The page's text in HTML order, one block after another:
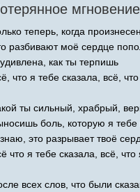
мгновение
теперь, когда
разбивают моё сердце
как ты терпишь
что я тебе сказала, всё,
ты сильный, храбрый,
боль, которую я тебе
это разрывает твоё
что я тебе сказала, всё, что
всех слов, что были